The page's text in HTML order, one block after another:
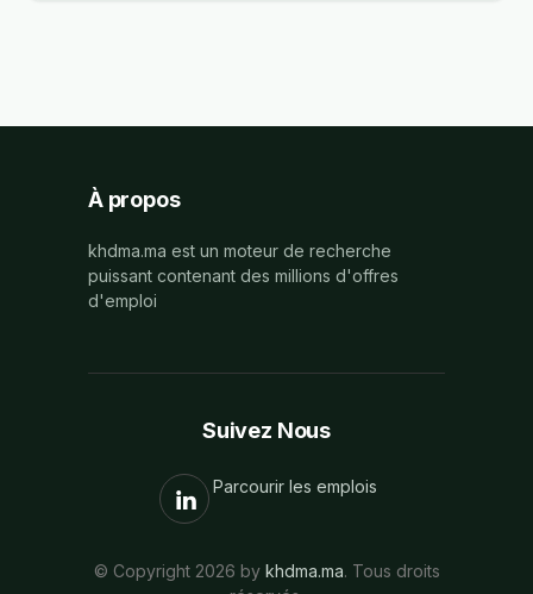
À propos
khdma.ma est un moteur de recherche
puissant contenant des millions d'offres
d'emploi
Suivez Nous
Parcourir les emplois
© Copyright 2026 by khdma.ma. Tous droits